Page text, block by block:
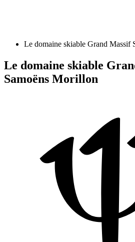
Le domaine skiable Grand Massif
Le domaine skiable
Samoëns Morillon